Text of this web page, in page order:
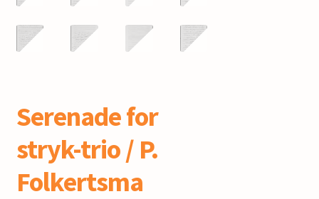
Serenade for
stryk-trio / P.
Folkertsma